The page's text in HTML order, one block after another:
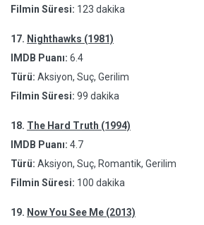
Filmin Süresi: 123 dakika
17. Nighthawks (1981)
IMDB Puanı: 6.4
Türü: Aksiyon, Suç, Gerilim
Filmin Süresi: 99 dakika
18. The Hard Truth (1994)
IMDB Puanı: 4.7
Türü: Aksiyon, Suç, Romantik, Gerilim
Filmin Süresi: 100 dakika
19. Now You See Me (2013)